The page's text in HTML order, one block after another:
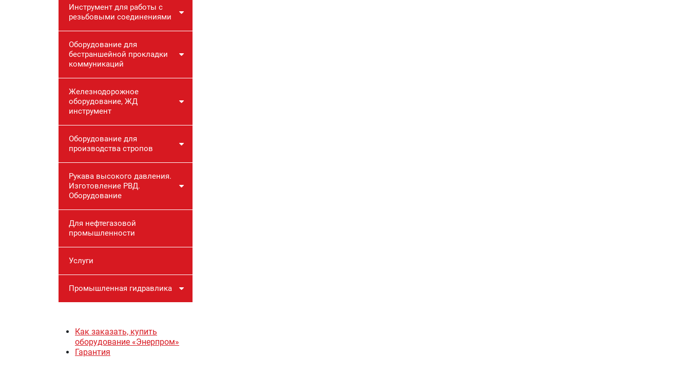
Инструмент для работы с
резьбовыми соединениями
Оборудование для
бестраншейной прокладки
коммуникаций
Железнодорожное
оборудование, ЖД
инструмент
Оборудование для
производства стропов
Рукава высокого давления.
Изготовление РВД.
Оборудование
Для нефтегазовой
промышленности
Услуги
Промышленная гидравлика
Как заказать, купить
оборудование «Энерпром»
Гарантия